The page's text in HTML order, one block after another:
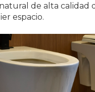
de alta calidad
espacio.